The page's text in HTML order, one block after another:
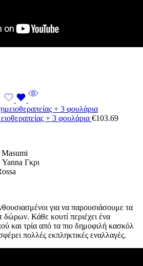
+ 3 φουλάρια €103.69
Masumi
Γκρι
για να παρουσιάσουμε τα
δώρων. Κάθε κουτί περιέχει ένα
και τρία από τα πιο δημοφιλή κασκόλ
πολλές εκπληκτικές εναλλαγές.